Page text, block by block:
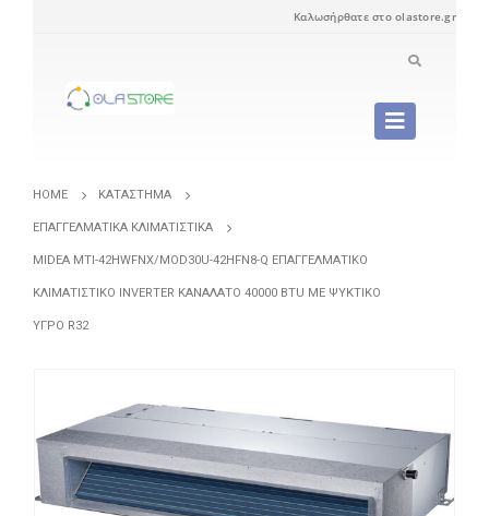
Καλωσήρθατε στο olastore.gr
HOME ΚΑΤΆΣΤΗΜΑ
ΕΠΑΓΓΕΛΜΑΤΙΚΆ ΚΛΙΜΑΤΙΣΤΙΚΆ
MIDEA MTI-42HWFNX/MOD30U-42HFN8-Q ΕΠΑΓΓΕΛΜΑΤΙΚΌ
ΚΛΙΜΑΤΙΣΤΙΚΌ INVERTER ΚΑΝΑΛΆΤΟ 40000 BTU ΜΕ ΨΥΚΤΙΚΌ
ΥΓΡΌ R32